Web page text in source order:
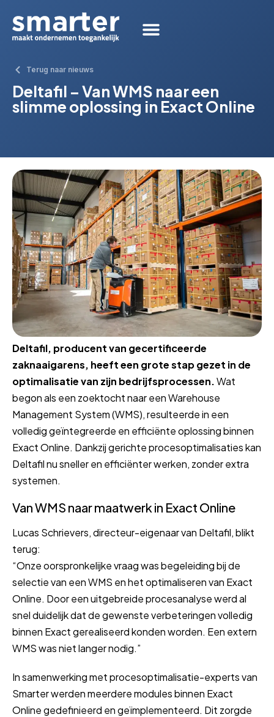
Terug naar nieuws
Deltafil – Van WMS naar een
slimme oplossing in Exact Online
Deltafil, producent van gecertificeerde
zaknaaigarens, heeft een grote stap gezet in de
optimalisatie van zijn bedrijfsprocessen.Wat
begon als een zoektocht naar een Warehouse
Management System (WMS), resulteerde in een
volledig geïntegreerde en efficiënte oplossing binnen
Exact Online. Dankzij gerichte procesoptimalisaties kan
Deltafil nu sneller en efficiënter werken, zonder extra
systemen.
Van WMS naar maatwerk in Exact Online
Lucas Schrievers, directeur-eigenaar van Deltafil, blikt
terug:
“Onze oorspronkelijke vraag was begeleiding bij de
selectie van een WMS en het optimaliseren van Exact
Online. Door een uitgebreide procesanalyse werd al
snel duidelijk dat de gewenste verbeteringen volledig
binnen Exact gerealiseerd konden worden. Een extern
WMS was niet langer nodig.”
In samenwerking met procesoptimalisatie-experts van
Smarter werden meerdere modules binnen Exact
Online gedefinieerd en geïmplementeerd. Dit zorgde